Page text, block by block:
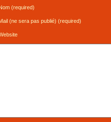
(required)
(ne sera pas publié) (required)